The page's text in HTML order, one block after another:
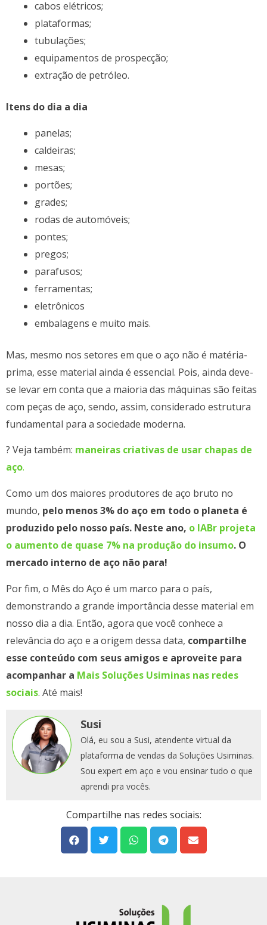
cabos elétricos;
plataformas;
tubulações;
equipamentos de prospecção;
extração de petróleo.
Itens do dia a dia
panelas;
caldeiras;
mesas;
portões;
grades;
rodas de automóveis;
pontes;
pregos;
parafusos;
ferramentas;
eletrônicos
embalagens e muito mais.
Mas, mesmo nos setores em que o aço não é matéria-
prima, esse material ainda é essencial. Pois, ainda deve-
se levar em conta que a maioria das máquinas são feitas
com peças de aço, sendo, assim, considerado estrutura
fundamental para a sociedade moderna.
? Veja também: maneiras criativas de usar chapas de
aço.
Como um dos maiores produtores de aço bruto no
mundo, pelo menos 3% do aço em todo o planeta é
produzido pelo nosso país. Neste ano, o IABr projeta
o aumento de quase 7% na produção do insumo. O
mercado interno de aço não para!
Por fim, o Mês do Aço é um marco para o país,
demonstrando a grande importância desse material em
nosso dia a dia. Então, agora que você conhece a
relevância do aço e a origem dessa data, compartilhe
esse conteúdo com seus amigos e aproveite para
acompanhar a Mais Soluções Usiminas nas redes
sociais. Até mais!
Susi
Olá, eu sou a Susi, atendente virtual da
plataforma de vendas da Soluções Usiminas.
Sou expert em aço e vou ensinar tudo o que
aprendi pra vocês.
Compartilhe nas redes sociais: